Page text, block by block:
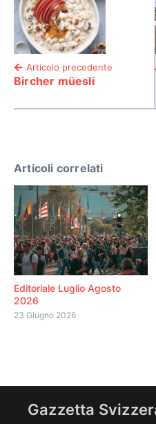
Articolo precedente
Bircher müesli
Articoli correlati
Editoriale Luglio Agosto
2026
23 Giugno 2026
Gazzetta